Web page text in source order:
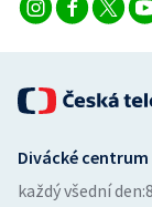
Divácké centrum
každý všední den: